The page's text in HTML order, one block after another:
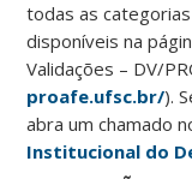
todas as
disponíveis na
Validações – DV/
proafe.ufsc.br/).
abra um chamado
Institucional do